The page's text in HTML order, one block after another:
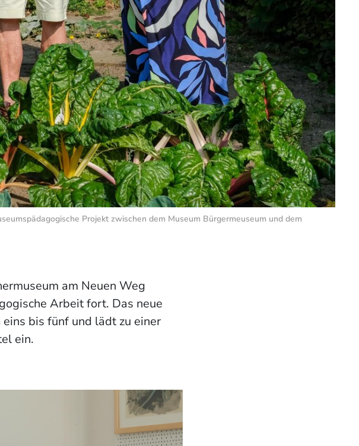
Projekt zwischen dem Museum Bürgermeuseum und dem
am Neuen Weg
Arbeit fort. Das neue
bis fünf und lädt zu einer
ein.